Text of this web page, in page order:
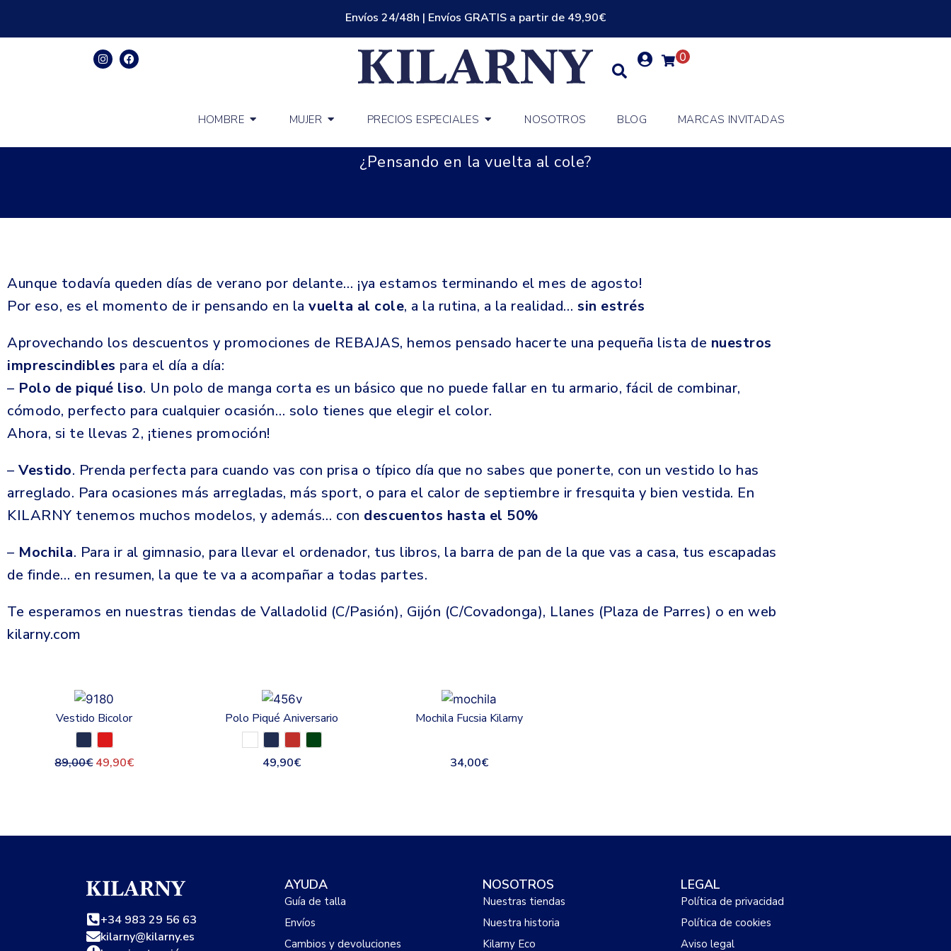
Envíos 24/48h | Envíos GRATIS a partir de 49,90€
0
HOMBRE MUJER PRECIOS ESPECIALES NOSOTROS BLOG MARCAS INVITADAS
¿Pensando en la vuelta al cole?
Aunque todavía queden días de verano por delante… ¡ya estamos terminando el mes de agosto!
Por eso, es el momento de ir pensando en la vuelta al cole, a la rutina, a la realidad… sin estrés
Aprovechando los descuentos y promociones de REBAJAS, hemos pensado hacerte una pequeña lista de nuestros
imprescindibles para el día a día:
– Polo de piqué liso. Un polo de manga corta es un básico que no puede fallar en tu armario, fácil de combinar,
cómodo, perfecto para cualquier ocasión… solo tienes que elegir el color.
Ahora, si te llevas 2, ¡tienes promoción!
– Vestido. Prenda perfecta para cuando vas con prisa o típico día que no sabes que ponerte, con un vestido lo has
arreglado. Para ocasiones más arregladas, más sport, o para el calor de septiembre ir fresquita y bien vestida. En
KILARNY tenemos muchos modelos, y además… con descuentos hasta el 50%
– Mochila. Para ir al gimnasio, para llevar el ordenador, tus libros, la barra de pan de la que vas a casa, tus escapadas
de finde… en resumen, la que te va a acompañar a todas partes.
Te esperamos en nuestras tiendas de Valladolid (C/Pasión), Gijón (C/Covadonga), Llanes (Plaza de Parres) o en web
kilarny.com
Vestido Bicolor
89,00€ 49,90€
Polo Piqué Aniversario
49,90€
Mochila Fucsia Kilarny
34,00€
+34 983 29 56 63
kilarny@kilarny.es
AYUDA
Guía de talla
Envíos
Cambios y devoluciones
NOSOTROS
Nuestras tiendas
Nuestra historia
Kilarny Eco
LEGAL
Política de privacidad
Política de cookies
Aviso legal